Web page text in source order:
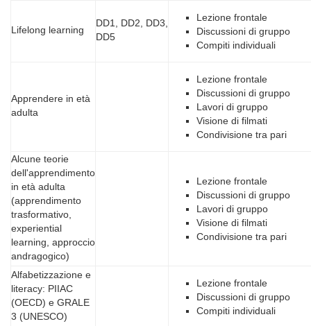
Lifelong learning
DD1, DD2, DD3,
DD5
Lezione frontale
Discussioni di gruppo
Compiti individuali
Apprendere in età
adulta
Lezione frontale
Discussioni di gruppo
Lavori di gruppo
Visione di filmati
Condivisione tra pari
Alcune teorie
dell'apprendimento
in età adulta
(apprendimento
trasformativo,
experiential
learning, approccio
andragogico)
Lezione frontale
Discussioni di gruppo
Lavori di gruppo
Visione di filmati
Condivisione tra pari
Alfabetizzazione e
literacy: PIIAC
(OECD) e GRALE
3 (UNESCO)
Lezione frontale
Discussioni di gruppo
Compiti individuali